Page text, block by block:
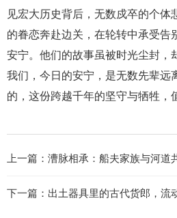
见宏大历史背后，无数戍卒的个
的眷恋奔赴边关，在轮转中承受告
安宁。他们的故事虽被时光尘封，
我们，今日的安宁，是无数先辈远
的，这份跨越千年的坚守与牺牲，
上一篇： 漕脉相承：船夫家族与河道
下一篇： 出土器具里的古代货郎，流